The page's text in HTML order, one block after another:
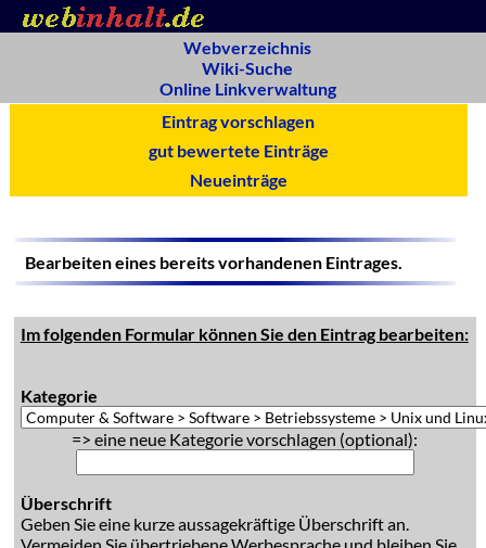
Webverzeichnis
Wiki-Suche
Online Linkverwaltung
Eintrag vorschlagen
gut bewertete Einträge
Neueinträge
Bearbeiten eines bereits vorhandenen Eintrages.
Im folgenden Formular können Sie den Eintrag bearbeiten:
Kategorie
=> eine neue Kategorie vorschlagen (optional):
Überschrift
Geben Sie eine kurze aussagekräftige Überschrift an.